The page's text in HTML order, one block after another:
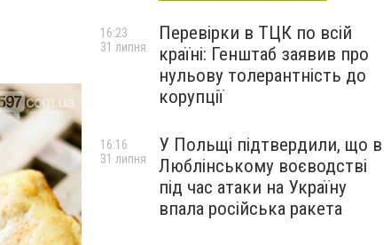
Перевірки в ТЦК по всій
країні: Генштаб заявив про
нульову толерантність до
корупції
16:23
31 липня
У Польщі підтвердили, що в
Люблінському воєводстві
під час атаки на Україну
впала російська ракета
16:16
31 липня